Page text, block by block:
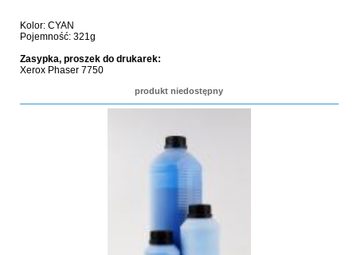
Kolor: CYAN
Pojemność: 321g
Zasypka, proszek do drukarek:
Xerox Phaser 7750
produkt niedostępny